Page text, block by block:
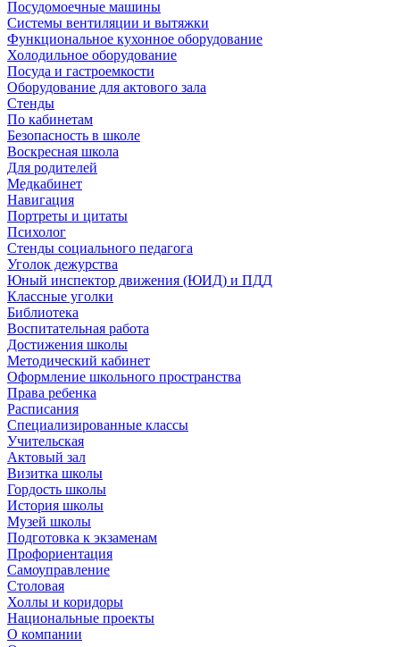
Посудомоечные машины
Системы вентиляции и вытяжки
Функциональное кухонное оборудование
Холодильное оборудование
Посуда и гастроемкости
Оборудование для актового зала
Стенды
По кабинетам
Безопасность в школе
Воскресная школа
Для родителей
Медкабинет
Навигация
Портреты и цитаты
Психолог
Стенды социального педагога
Уголок дежурства
Юный инспектор движения (ЮИД) и ПДД
Классные уголки
Библиотека
Воспитательная работа
Достижения школы
Методический кабинет
Оформление школьного пространства
Права ребенка
Расписания
Специализированные классы
Учительская
Актовый зал
Визитка школы
Гордость школы
История школы
Музей школы
Подготовка к экзаменам
Профориентация
Самоуправление
Столовая
Холлы и коридоры
Национальные проекты
О компании